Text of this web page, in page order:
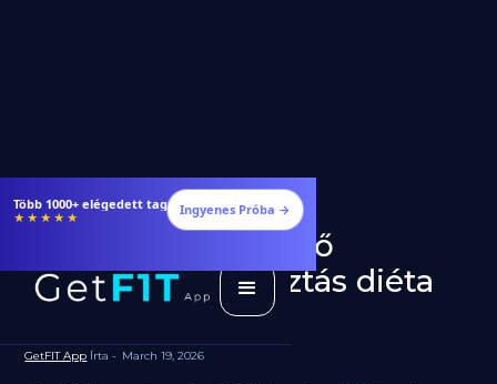
Több 1000+ elégedett tag
★★★★★ Ingyenes Próba →
Kukoricakeményítő
fogyásra: jó választás diéta
GetFIT App Írta - March 19, 2026